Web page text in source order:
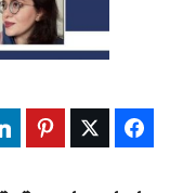
Facebook
Twitter